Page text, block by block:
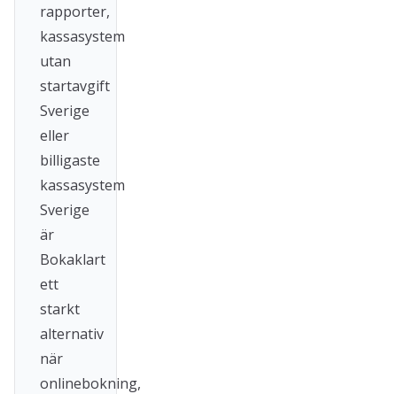
rapporter,
kassasystem
utan
startavgift
Sverige
eller
billigaste
kassasystem
Sverige
är
Bokaklart
ett
starkt
alternativ
när
onlinebokning,